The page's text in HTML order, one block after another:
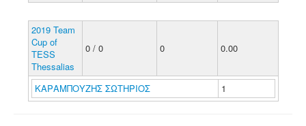
2019 Team
Cup of
TESS
Thessalias
0 / 0 0 0.00
ΚΑΡΑΜΠΟΥΖΗΣ ΣΩΤΗΡΙΟΣ 1